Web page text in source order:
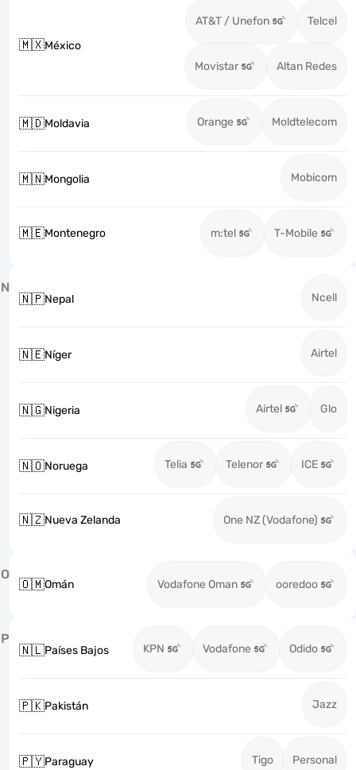
🇲🇽México
AT&T / Unefon Telcel
Movistar Altan Redes
🇲🇩Moldavia Orange Moldtelecom
🇲🇳Mongolia Mobicom
🇲🇪Montenegro m:tel T-Mobile
N
🇳🇵Nepal Ncell
🇳🇪Níger Airtel
🇳🇬Nigeria Airtel Glo
🇳🇴Noruega Telia Telenor ICE
🇳🇿Nueva Zelanda One NZ (Vodafone)
O
🇴🇲Omán Vodafone Oman ooredoo
P
🇳🇱Países Bajos KPN Vodafone Odido
🇵🇰Pakistán Jazz
🇵🇾Paraguay Tigo Personal